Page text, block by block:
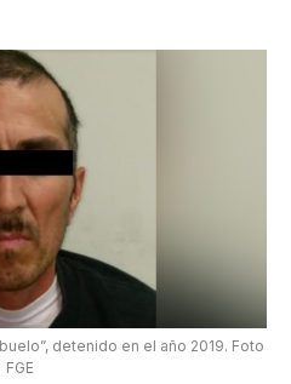
detenido en el año 2019. Foto
FGE